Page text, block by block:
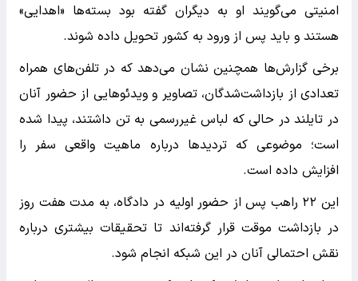
امنیتی می‌گویند او به دیگران گفته بود بسته‌ها «اهدایی»
هستند و باید پس از ورود به کشور تحویل داده شوند.
برخی گزارش‌ها همچنین نشان می‌دهد که در تلفن‌های همراه
تعدادی از بازداشت‌شدگان، تصاویر و ویدئوهایی از حضور آنان
در تایلند در حالی که لباس غیررسمی به تن داشتند، پیدا شده
است؛ موضوعی که تردیدها درباره ماهیت واقعی سفر را
افزایش داده است.
این ۲۲ راهب پس از حضور اولیه در دادگاه، به مدت هفت روز
در بازداشت موقت قرار گرفته‌اند تا تحقیقات بیشتری درباره
نقش احتمالی آنان در این شبکه انجام شود.